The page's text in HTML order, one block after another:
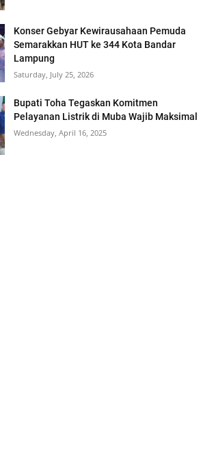
Konser Gebyar Kewirausahaan Pemuda
Semarakkan HUT ke 344 Kota Bandar
Lampung
Saturday, July 25, 2026
Bupati Toha Tegaskan Komitmen
Pelayanan Listrik di Muba Wajib Maksimal
Wednesday, April 16, 2025